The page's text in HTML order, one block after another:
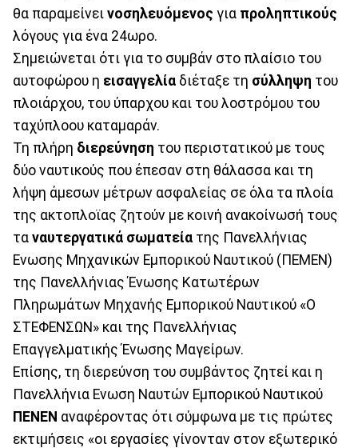
θα παραμείνει νοσηλευόμενος για προληπτικούς
λόγους για ένα 24ωρο.
Σημειώνεται ότι για το συμβάν στο πλαίσιο του
αυτοφώρου η εισαγγελία διέταξε τη σύλληψη του
πλοιάρχου, του ύπαρχου και του λοστρόμου του
ταχύπλοου καταμαράν.
Τη πλήρη διερεύνηση του περιστατικού με τους
δύο ναυτικούς που έπεσαν στη θάλασσα και τη
λήψη άμεσων μέτρων ασφαλείας σε όλα τα πλοία
της ακτοπλοϊας ζητούν με κοινή ανακοίνωσή τους
τα ναυτεργατικά σωματεία της Πανελλήνιας
Ενωσης Μηχανικών Εμπορικού Ναυτικού (ΠΕΜΕΝ)
της Πανελλήνιας Ένωσης Κατωτέρων
Πληρωμάτων Μηχανής Εμπορικού Ναυτικού «Ο
ΣΤΕΦΕΝΣΩΝ» και της Πανελλήνιας
Επαγγελματικής Ένωσης Μαγείρων.
Επίσης, τη διερεύνση του συμβάντος ζητεί και η
Πανελλήνια Ενωση Ναυτών Εμπορικού Ναυτικού
ΠΕΝΕΝ αναφέροντας ότι σύμφωνα με τις πρώτες
εκτιμήσεις «οι εργασίες γίνονταν στον εξωτερικό